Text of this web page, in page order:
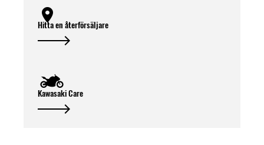
Hitta en återförsäljare
Kawasaki Care